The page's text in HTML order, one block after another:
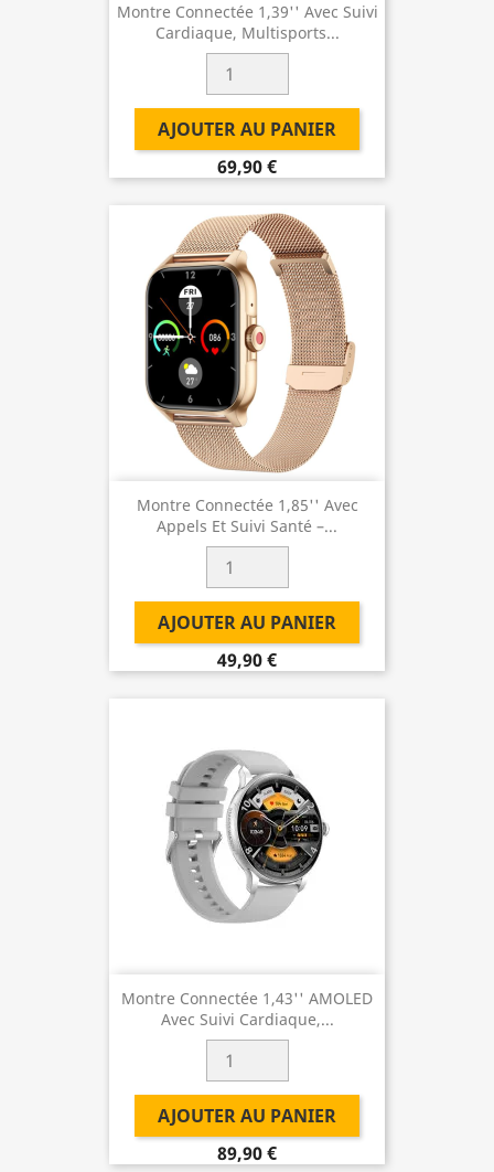
Montre Connectée 1,39'' Avec Suivi
Cardiaque, Multisports...
AJOUTER AU PANIER
69,90 €
Montre Connectée 1,85'' Avec
Appels Et Suivi Santé –...
AJOUTER AU PANIER
49,90 €
Montre Connectée 1,43'' AMOLED
Avec Suivi Cardiaque,...
AJOUTER AU PANIER
89,90 €